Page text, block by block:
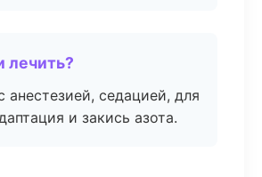
лечить?
анестезией, седацией, для
и закись азота.